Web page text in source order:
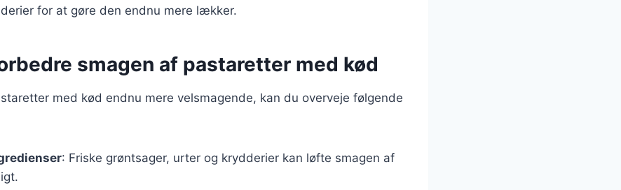
for at gøre den endnu mere lækker.
smagen af pastaretter med kød
med kød endnu mere velsmagende, kan du overveje følgende
: Friske grøntsager, urter og krydderier kan løfte smagen af